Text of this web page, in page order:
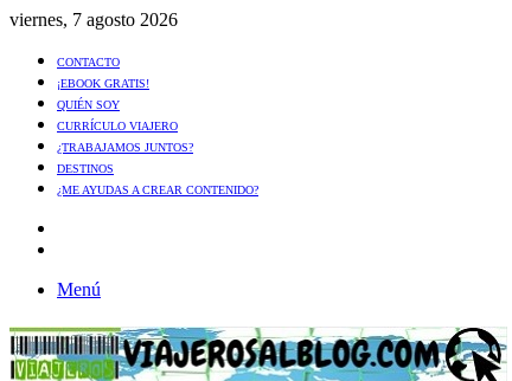
viernes, 7 agosto 2026
CONTACTO
¡EBOOK GRATIS!
QUIÉN SOY
CURRÍCULO VIAJERO
¿TRABAJAMOS JUNTOS?
DESTINOS
¿ME AYUDAS A CREAR CONTENIDO?
Menú